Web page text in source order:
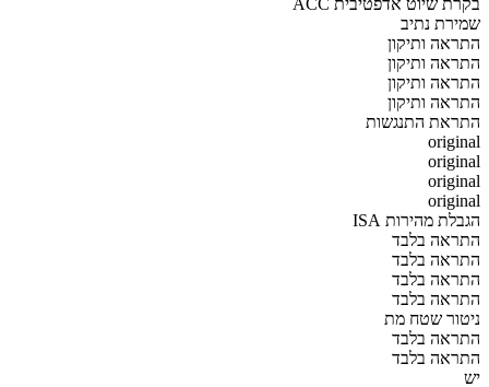
שמירת נתיב
התראה ותיקון
התראה ותיקון
התראה ותיקון
התראה ותיקון
התראת התנגשות
original
original
original
original
הגבלת מהירות ISA
התראה בלבד
התראה בלבד
התראה בלבד
התראה בלבד
ניטור שטח מת
התראה בלבד
התראה בלבד
יש